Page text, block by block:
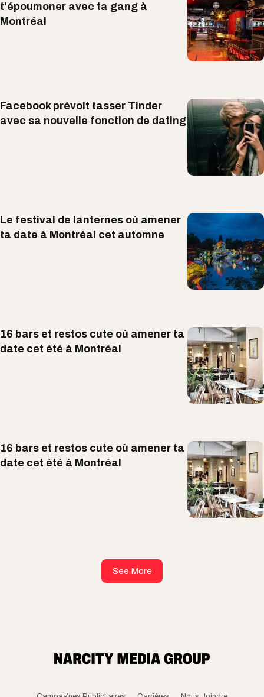
t'époumoner avec ta gang à
Montréal
Facebook prévoit tasser Tinder
avec sa nouvelle fonction de dating
Le festival de lanternes où amener
ta date à Montréal cet automne
16 bars et restos cute où amener ta
date cet été à Montréal
16 bars et restos cute où amener ta
date cet été à Montréal
See More